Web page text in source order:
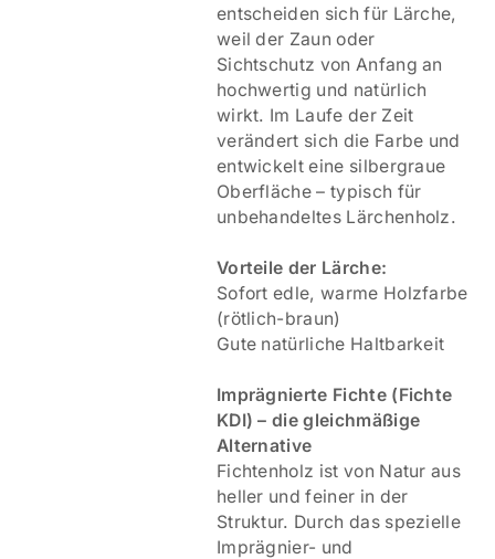
entscheiden sich für Lärche,
weil der Zaun oder
Sichtschutz von Anfang an
hochwertig und natürlich
wirkt. Im Laufe der Zeit
verändert sich die Farbe und
entwickelt eine silbergraue
Oberfläche – typisch für
unbehandeltes Lärchenholz.
Vorteile der Lärche:
Sofort edle, warme Holzfarbe
(rötlich-braun)
Gute natürliche Haltbarkeit
Imprägnierte Fichte (Fichte
KDI) – die gleichmäßige
Alternative
Fichtenholz ist von Natur aus
heller und feiner in der
Struktur. Durch das spezielle
Imprägnier- und